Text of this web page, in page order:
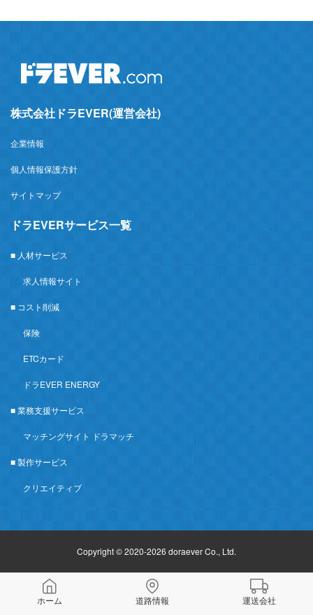
ホーム 道路情報 運送会社
株式会社ドラEVER(運営会社)
企業情報
個人情報保護方針
サイトマップ
ドラEVERサービス一覧
■ 人材サービス
求人情報サイト
■ コスト削減
保険
ETCカード
ドラEVER ENERGY
■ 業務支援サービス
マッチングサイト ドラマッチ
■ 製作サービス
クリエイティブ
Copyright © 2020-2026 doraever Co., Ltd.